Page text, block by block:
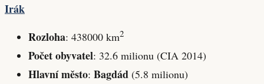
Irák
Rozloha: 438000 km2
Počet obyvatel: 32.6 milionu (CIA 2014)
Hlavní město: Bagdád (5.8 milionu)